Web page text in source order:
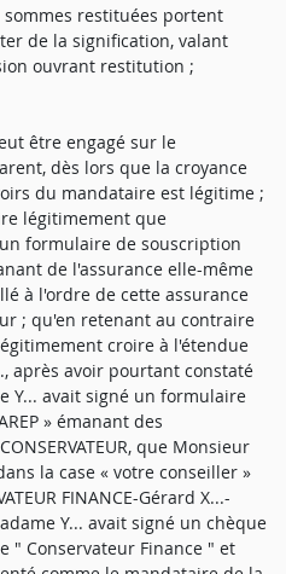
restituées portent
de la signification, valant
ouvrant restitution ;
être engagé sur le
dès lors que la croyance
du mandataire est légitime ;
légitimement que
formulaire de souscription
de l'assurance elle-même
à l'ordre de cette assurance
; qu'en retenant au contraire
croire à l'étendue
après avoir pourtant constaté
Y... avait signé un formulaire
» émanant des
que Monsieur
la case « votre conseiller »
FINANCE-Gérard X...-
Y... avait signé un chèque
" Conservateur Finance " et